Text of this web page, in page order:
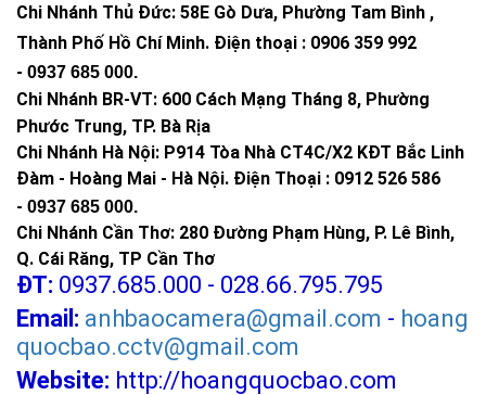
Chi Nhánh Thủ Đức: 58E Gò Dưa, Phường Tam Bình ,
Thành Phố Hồ Chí Minh. Điện thoại : 0906 359 992
- 0937 685 000.
Chi Nhánh BR-VT: 600 Cách Mạng Tháng 8, Phường
Phước Trung, TP. Bà Rịa
Chi Nhánh Hà Nội: P914 Tòa Nhà CT4C/X2 KĐT Bắc Linh
Đàm - Hoàng Mai - Hà Nội. Điện Thoại : 0912 526 586
- 0937 685 000.
Chi Nhánh Cần Thơ: 280 Đường Phạm Hùng, P. Lê Bình,
Q. Cái Răng, TP Cần Thơ
ĐT: 0937.685.000 - 028.66.795.795
Email: anhbaocamera@gmail.com - hoang
quocbao.cctv@gmail.com
Website: http://hoangquocbao.com